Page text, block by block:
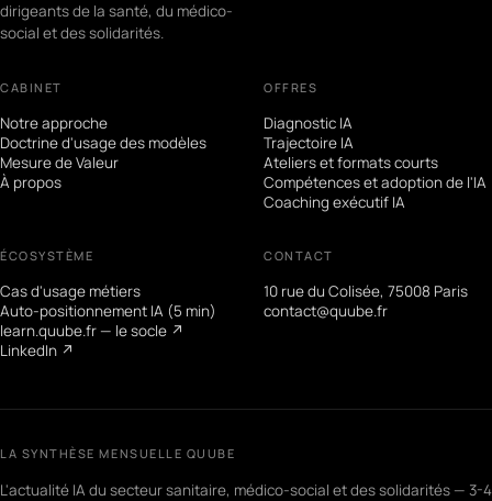
dirigeants de la santé, du médico-
social et des solidarités.
CABINET
Notre approche
Doctrine d'usage des modèles
Mesure de Valeur
À propos
OFFRES
Diagnostic IA
Trajectoire IA
Ateliers et formats courts
Compétences et adoption de l'IA
Coaching exécutif IA
ÉCOSYSTÈME
Cas d'usage métiers
Auto-positionnement IA (5 min)
learn.quube.fr — le socle ↗
LinkedIn ↗
CONTACT
10 rue du Colisée, 75008 Paris
contact@quube.fr
LA SYNTHÈSE MENSUELLE QUUBE
L'actualité IA du secteur sanitaire, médico-social et des solidarités — 3-4